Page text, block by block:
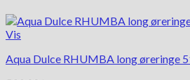
Vis
Aqua Dulce RHUMBA long øreringe